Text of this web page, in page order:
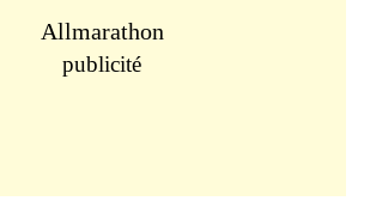
Allmarathon
publicité